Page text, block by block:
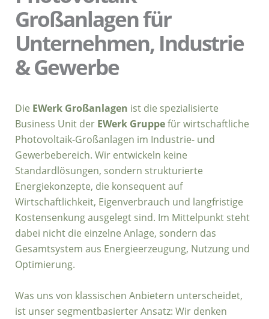
Großanlagen für
Unternehmen, Industrie
& Gewerbe
Die EWerk Großanlagen ist die spezialisierte
Business Unit der EWerk Gruppefür wirtschaftliche
Photovoltaik-Großanlagen im Industrie- und
Gewerbebereich. Wir entwickeln keine
Standardlösungen, sondern strukturierte
Energiekonzepte, die konsequent auf
Wirtschaftlichkeit, Eigenverbrauch und langfristige
Kostensenkung ausgelegt sind. Im Mittelpunkt steht
dabei nicht die einzelne Anlage, sondern das
Gesamtsystem aus Energieerzeugung, Nutzung und
Optimierung.
Was uns von klassischen Anbietern unterscheidet,
ist unser segmentbasierter Ansatz: Wir denken